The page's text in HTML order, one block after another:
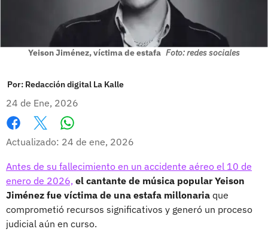
Yeison Jiménez, víctima de estafa Foto: redes sociales
Por: Redacción digital La Kalle
24 de Ene, 2026
Facebook
X
Actualizado: 24 de ene, 2026
Antes de su fallecimiento en un accidente aéreo el 10 de
enero de 2026, el cantante de música popular Yeison
Jiménez fue víctima de una estafa millonaria que
comprometió recursos significativos y generó un proceso
judicial aún en curso.